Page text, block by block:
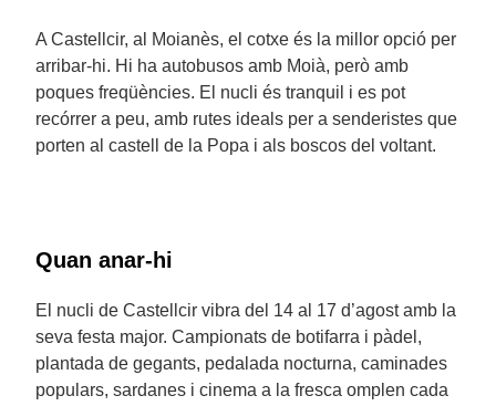
A Castellcir, al Moianès, el cotxe és la millor opció per
arribar-hi. Hi ha autobusos amb Moià, però amb
poques freqüències. El nucli és tranquil i es pot
recórrer a peu, amb rutes ideals per a senderistes que
porten al castell de la Popa i als boscos del voltant.
Quan anar-hi
El nucli de Castellcir vibra del 14 al 17 d’agost amb la
seva festa major. Campionats de botifarra i pàdel,
plantada de gegants, pedalada nocturna, caminades
populars, sardanes i cinema a la fresca omplen cada